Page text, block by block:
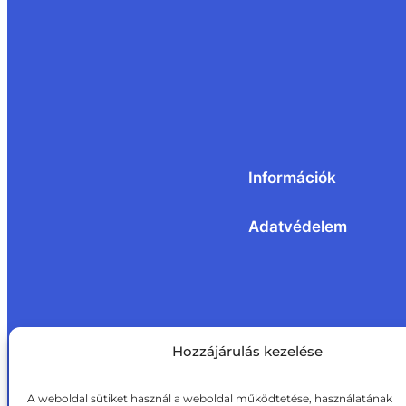
Hozzájárulás kezelése
A weboldal sütiket használ a weboldal működtetése, használatának
Információk
Adatvédelem